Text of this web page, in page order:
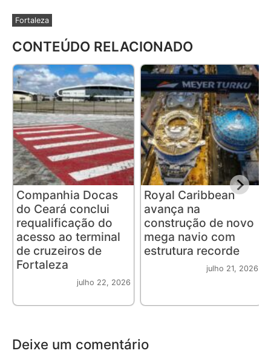
Fortaleza
CONTEÚDO RELACIONADO
Companhia Docas
do Ceará conclui
requalificação do
acesso ao terminal
de cruzeiros de
Fortaleza
julho 22, 2026
Royal Caribbean
avança na
construção de novo
mega navio com
estrutura recorde
julho 21, 2026
Deixe um comentário